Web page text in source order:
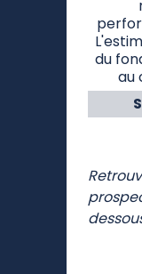
du
au